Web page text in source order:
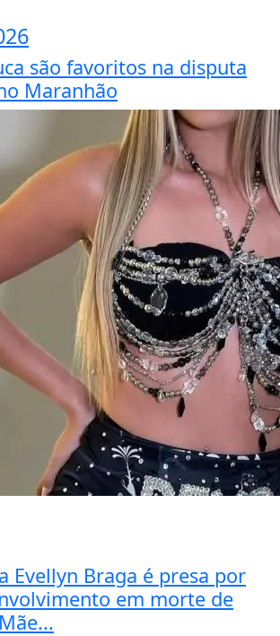
são favoritos na disputa
Maranhão
Evellyn Braga é presa por
em morte de